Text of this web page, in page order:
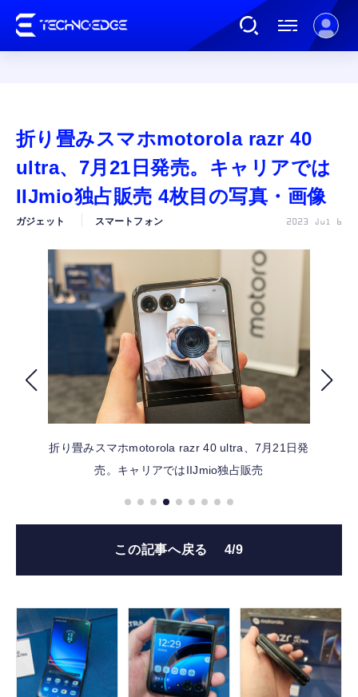
AI
ガジェット
カルチャー
公式ストア
FOLLOW US
折り畳みスマホmotorola razr 40
ultra、7月21日発売。キャリアでは
IIJmio独占販売 4枚目の写真・画像
ガジェット スマートフォン 2023 Jul 6
折り畳みスマホmotorola razr 40 ultra、7月21日発
売。キャリアではIIJmio独占販売
この記事へ戻る 4/9